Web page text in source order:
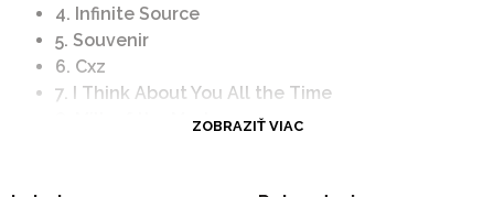
4. Infinite Source
5. Souvenir
6. Cxz
7. I Think About You All the Time
8. Milk of the Madonna
ZOBRAZIŤ VIAC